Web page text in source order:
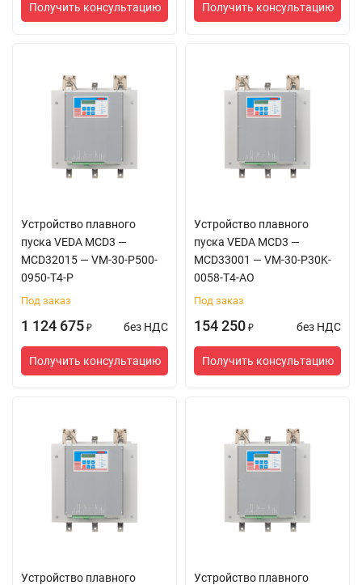
Получить консультацию Получить консультацию
Устройство плавного
пуска VEDA MCD3 —
MCD32015 — VM-30-P500-
0950-T4-P
Под заказ
1 124 675 ₽ без НДС
Получить консультацию
Устройство плавного
пуска VEDA MCD3 —
MCD33001 — VM-30-P30K-
0058-T4-AO
Под заказ
154 250 ₽ без НДС
Получить консультацию
Устройство плавного
Устройство плавного